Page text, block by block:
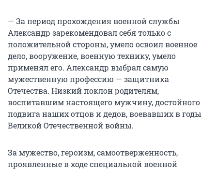
— За период прохождения военной службы
Александр зарекомендовал себя только с
положительной стороны, умело освоил военное
дело, вооружение, военную технику, умело
применял его. Александр выбрал самую
мужественную профессию — защитника
Отечества. Низкий поклон родителям,
воспитавшим настоящего мужчину, достойного
подвига наших отцов и дедов, воевавших в годы
Великой Отечественной войны.
За мужество, героизм, самоотверженность,
проявленные в ходе специальной военной